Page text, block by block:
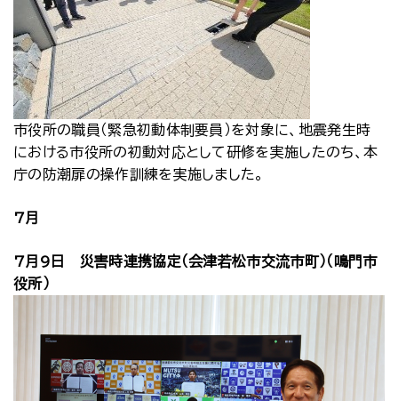
市役所の職員（緊急初動体制要員）を対象に、地震発生時
における市役所の初動対応として研修を実施したのち、本
庁の防潮扉の操作訓練を実施しました。
7月
7月9日 災害時連携協定（会津若松市交流市町）（鳴門市
役所）